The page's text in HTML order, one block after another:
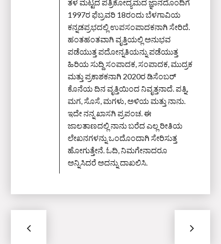
ತಳ ಮಟ್ಟದ ಪತ್ರಿಕೋದ್ಯಮದ ಜ್ಞಾನದೊಂದಿಗೆ
1997ರ ಫೆಬ್ರವರಿ 18ರಂದು ಬೆಳಗಾವಿಯ
ಕನ್ನಡಪ್ರಭದಲ್ಲಿ ಉಪಸಂಪಾದಕನಾಗಿ ಸೇರಿದೆ.
ಹಂತಹಂತವಾಗಿ ವೃತ್ತಿಯಲ್ಲಿ ಅನುಭವ
ಪಡೆಯುತ್ತ ಪದೋನ್ನತಿಯನ್ನು ಪಡೆಯುತ್ತ
ಹಿರಿಯ ಸುದ್ದಿ ಸಂಪಾದಕ, ಸಂಪಾದಕ, ಮುದ್ರಕ
ಮತ್ತು ಪ್ರಕಾಶಕನಾಗಿ 2020ರ ಡಿಸೆಂಬರ್‌
ಕೊನೆಯ ದಿನ ವೃತ್ತಿಯಿಂದ ನಿವೃತ್ತನಾದೆ. ಪತ್ನಿ,
ಮಗ, ಸೊಸೆ, ಮಗಳು, ಅಳಿಯ ಮತ್ತು ನಾನು.
ಇದೇ ನನ್ನ ಖಾಸಗಿ ಪ್ರಪಂಚ. ಈ
ಜಾಲತಾಣದಲ್ಲಿ ನಾನು ಬರೆದ ಎಲ್ಲ ರೀತಿಯ
ಲೇಖನಗಳನ್ನು ಒಂದೊಂದಾಗಿ ಸೇರಿಸುತ್ತ
ಹೋಗುತ್ತೇನೆ. ಓದಿ, ನಿಮಗೇನಾದರೂ
ಅನ್ನಿಸಿದರೆ ಅದನ್ನು ದಾಖಲಿಸಿ.